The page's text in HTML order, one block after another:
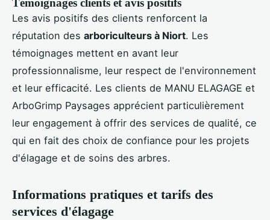
Témoignages clients et avis positifs
Les avis positifs des clients renforcent la
réputation des arboriculteurs à Niort. Les
témoignages mettent en avant leur
professionnalisme, leur respect de l'environnement
et leur efficacité. Les clients de MANU ELAGAGE et
ArboGrimp Paysages apprécient particulièrement
leur engagement à offrir des services de qualité, ce
qui en fait des choix de confiance pour les projets
d'élagage et de soins des arbres.
Informations pratiques et tarifs des
services d'élagage